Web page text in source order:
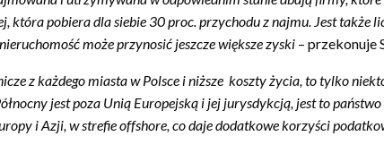
pobiera dla siebie 30 proc. przychodu z najmu. Jest także
może przynosić jeszcze większe zyski – przekonuje
z każdego miasta w Polsce i niższe koszty życia, to tylko
jest poza Unią Europejską i jej jurysdykcją, jest to
i Azji, w strefie offshore, co daje dodatkowe korzyści